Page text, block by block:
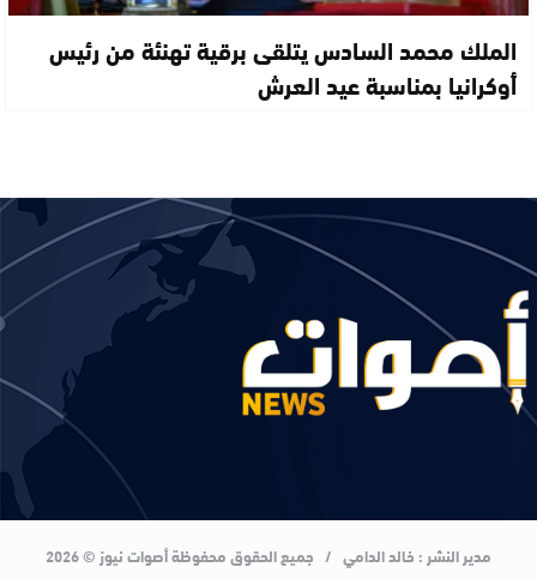
الملك محمد السادس يتلقى برقية تهنئة من رئيس
أوكرانيا بمناسبة عيد العرش
مدير النشر : خالد الدامي / جميع الحقوق محفوظة أصوات نيوز © 2026